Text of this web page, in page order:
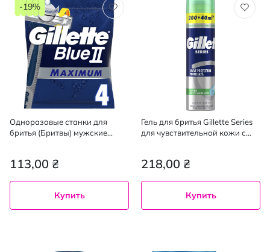
Одноразовые станки для
бритья (Бритвы) мужские
113,00 ₴
-19%
Купить
Гель для бритья Gillette Series
для чувствительной кожи с
218,00 ₴
Купить